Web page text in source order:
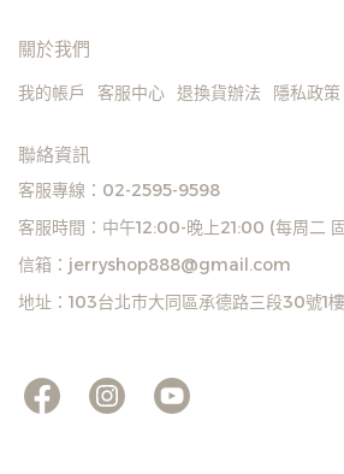
出貨，本公司將有權取消訂
關於我們
我的帳戶 客服中心 退換貨辦法 隱私政策
聯絡資訊
客服專線：02-2595-9598
客服時間：中午12:00-晚上21:00 (每周二
信箱：jerryshop888@gmail.com
地址：103台北市大同區承德路三段30號1樓